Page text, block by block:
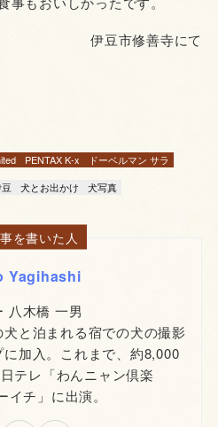
伊豆市修善寺にて
PENTAX K-x ドーベルマン サラ
犬とお出かけ 犬写真
を書いた人
Yagihashi
八木橋 一男
と泊まれる宿での犬の撮影
加入。これまで、約8,000
テレ「わんニャン倶楽
イチ」に出演。